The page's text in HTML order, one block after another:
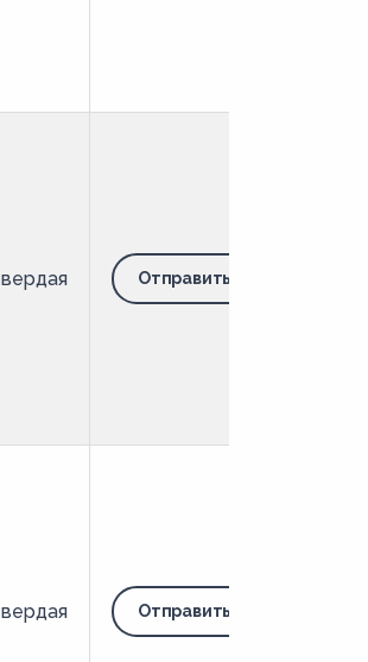
Отправить запрос
Отправить запрос